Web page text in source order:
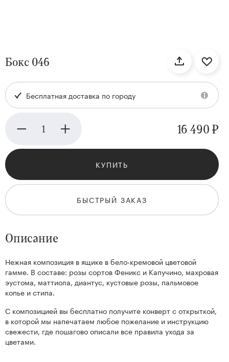
Kenzan
Collection
Бокс 046
Бесплатная доставка по городу
16 490 ₽
КУПИТЬ
БЫСТРЫЙ ЗАКАЗ
Описание
Нежная композиция в ящике в бело-кремовой цветовой
гамме. В составе: розы сортов Феникс и Капучино, махровая
эустома, маттиола, диантус, кустовые розы, пальмовое
копье и стипа.
С композицией вы бесплатно получите конверт с открыткой,
в которой мы напечатаем любое пожелание и инструкцию
свежести, где пошагово описали все правила ухода за
цветами.